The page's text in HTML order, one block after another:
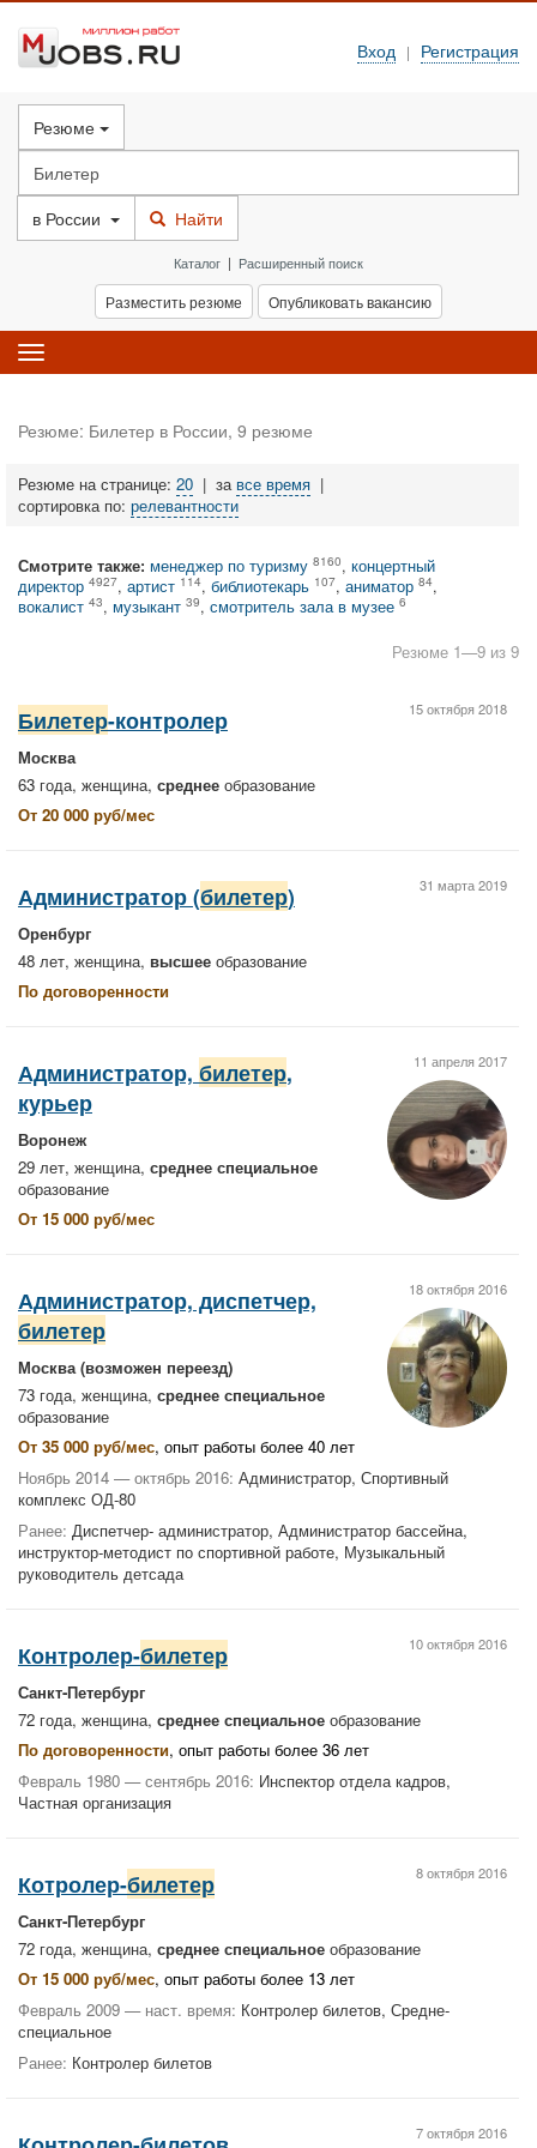
Вход | Регистрация
Резюме
в России Найти
Каталог | Расширенный поиск
Разместить резюме Опубликовать вакансию
Toggle
navigation
Резюме: Билетер в России, 9 резюме
Резюме на странице: 20 | за все время |
сортировка по: релевантности
Смотрите также: менеджер по туризму 8160, концертный
директор 4927, артист 114, библиотекарь 107, аниматор 84,
вокалист 43, музыкант 39, смотритель зала в музее 6
Резюме 1—9 из 9
15 октября 2018
Билетер-контролер
Москва
63 года, женщина, среднее образование
От 20 000 руб/мес
31 марта 2019
Администратор (билетер)
Оренбург
48 лет, женщина, высшее образование
По договоренности
11 апреля 2017
Администратор, билетер,
курьер
Воронеж
29 лет, женщина, среднее специальное
образование
От 15 000 руб/мес
18 октября 2016
Администратор, диспетчер,
билетер
Москва(возможен переезд)
73 года, женщина, среднее специальное
образование
От 35 000 руб/мес, опыт работы более 40 лет
Ноябрь 2014 — октябрь 2016: Администратор, Спортивный
комплекс ОД-80
Ранее: Диспетчер- администратор, Администратор бассейна,
инструктор-методист по спортивной работе, Музыкальный
руководитель детсада
10 октября 2016
Контролер-билетер
Санкт-Петербург
72 года, женщина, среднее специальное образование
По договоренности, опыт работы более 36 лет
Февраль 1980 — сентябрь 2016: Инспектор отдела кадров,
Частная организация
8 октября 2016
Котролер-билетер
Санкт-Петербург
72 года, женщина, среднее специальное образование
От 15 000 руб/мес, опыт работы более 13 лет
Февраль 2009 — наст. время: Контролер билетов, Средне-
специальное
Ранее: Контролер билетов
7 октября 2016